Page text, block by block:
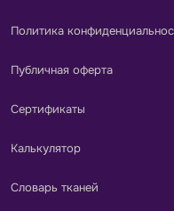
Политика
Публичная оферта
Сертификаты
Калькулятор
Словарь тканей